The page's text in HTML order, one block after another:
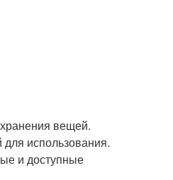
вещей.
использования.
и доступные